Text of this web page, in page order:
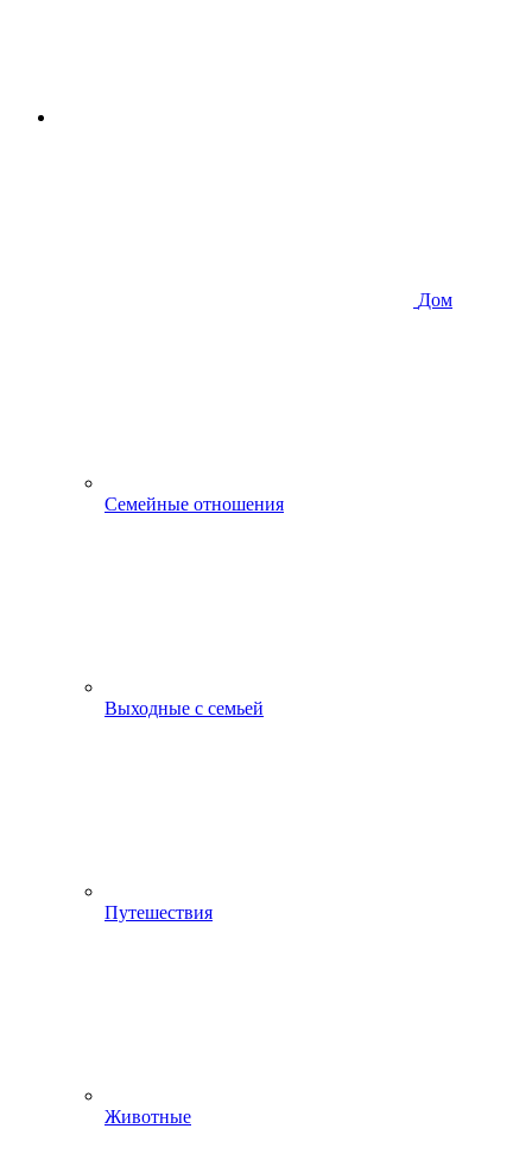
Дом
Семейные отношения
Выходные с семьей
Путешествия
Животные